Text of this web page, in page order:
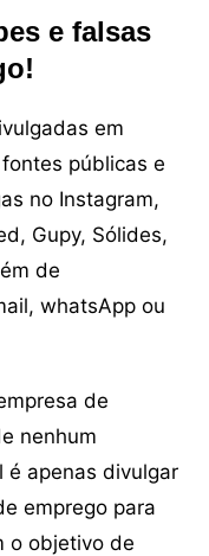
e falsas
em
públicas e
no Instagram,
Gupy, Sólides,
de
whatsApp ou
de
nenhum
é apenas divulgar
emprego para
o objetivo de